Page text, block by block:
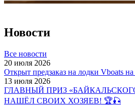
Новости
Все новости
20 июля 2026
Открыт предзаказ на лодки Vboats
13 июля 2026
ГЛАВНЫЙ ПРИЗ
НАШЁЛ СВОИХ ХОЗЯЕВ! 🏆🎣